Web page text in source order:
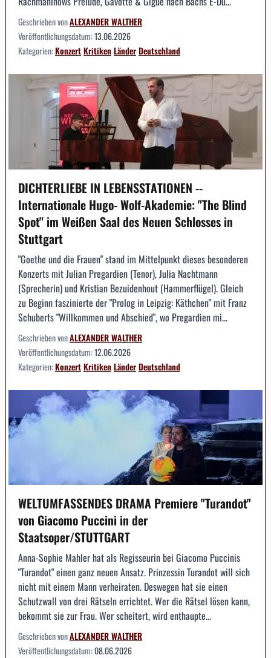
Geschrieben vonALEXANDER WALTHER
Veröffentlichungsdatum:13.06.2026
Kategorien:KonzertKritikenLänderDeutschland
DICHTERLIEBE IN LEBENSSTATIONEN --
Internationale Hugo- Wolf-Akademie: "The Blind
Spot" im Weißen Saal des Neuen Schlosses in
Stuttgart
"Goethe und die Frauen" stand im Mittelpunkt dieses besonderen
Konzerts mit Julian Pregardien (Tenor), Julia Nachtmann
(Sprecherin) und Kristian Bezuidenhout (Hammerflügel). Gleich
zu Beginn faszinierte der "Prolog in Leipzig: Käthchen" mit Franz
Schuberts "Willkommen und Abschied", wo Pregardien mi...
Geschrieben vonALEXANDER WALTHER
Veröffentlichungsdatum:12.06.2026
Kategorien:KonzertKritikenLänderDeutschland
WELTUMFASSENDES DRAMA Premiere "Turandot"
von Giacomo Puccini in der
Staatsoper/STUTTGART
Anna-Sophie Mahler hat als Regisseurin bei Giacomo Puccinis
"Turandot" einen ganz neuen Ansatz. Prinzessin Turandot will sich
nicht mit einem Mann verheiraten. Deswegen hat sie einen
Schutzwall von drei Rätseln errichtet. Wer die Rätsel lösen kann,
bekommt sie zur Frau. Wer scheitert, wird enthaupte...
Geschrieben vonALEXANDER WALTHER
Veröffentlichungsdatum:08.06.2026